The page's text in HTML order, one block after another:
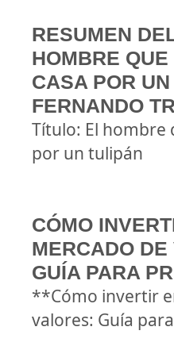
RESUMEN
HOMBRE
CASA POR
FERNANDO
Título: El hombre
por un tulipán
CÓMO
MERCADO DE
GUÍA PARA
**Cómo invertir
valores: Guía para